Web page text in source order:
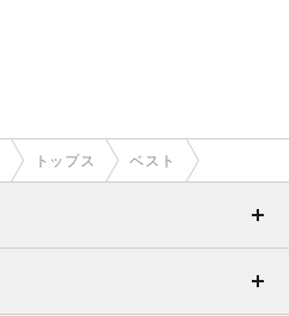
トップス ベスト